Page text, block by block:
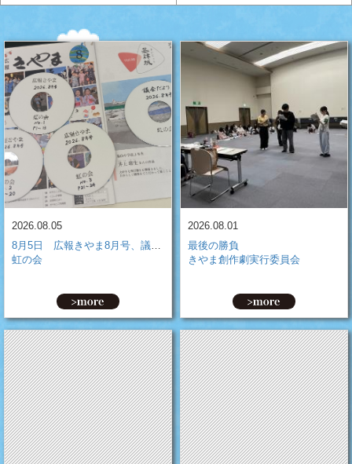
2026.08.05
虹の会
2026.08.01
最後の勝負
きやま創作劇実行委員会